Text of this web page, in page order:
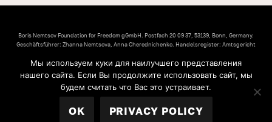
Boris Nemtsov Foundation for Freedom gGmbH. Postfach 20 09 37, 53139, Bonn, Germany.
Geschäftsführer: Zhanna Nemtsova, Anna Cherednichenko. Handelsregister: Amtsgericht
DE304695069. Inhaltlich verantwortlich: Zhanna Nemtsova, Anna Cherednichenko
© 2026 Boris Nemtsov Foundation for Freedom.
IMPRESSUM
ARTICLES OF ASSOCIATION
PRIVACY POLICY
Мы используем куки для наилучшего представления
нашего сайта. Если Вы продолжите использовать сайт, мы
будем считать что Вас это устраивает.
OK PRIVACY POLICY